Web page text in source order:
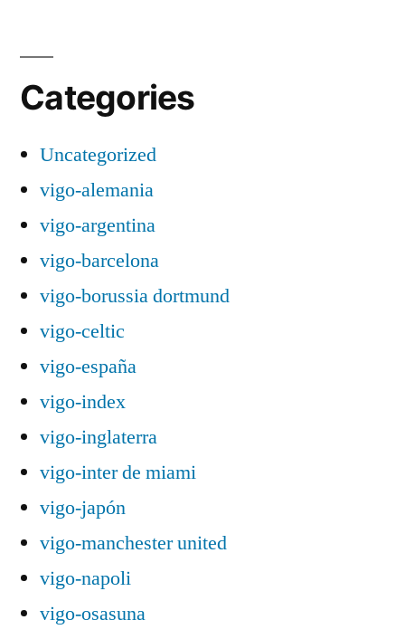
Categories
Uncategorized
vigo-alemania
vigo-argentina
vigo-barcelona
vigo-borussia dortmund
vigo-celtic
vigo-españa
vigo-index
vigo-inglaterra
vigo-inter de miami
vigo-japón
vigo-manchester united
vigo-napoli
vigo-osasuna